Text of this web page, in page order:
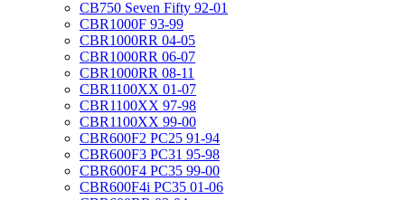
CB750 Seven Fifty 92-01
CBR1000F 93-99
CBR1000RR 04-05
CBR1000RR 06-07
CBR1000RR 08-11
CBR1100XX 01-07
CBR1100XX 97-98
CBR1100XX 99-00
CBR600F2 PC25 91-94
CBR600F3 PC31 95-98
CBR600F4 PC35 99-00
CBR600F4i PC35 01-06